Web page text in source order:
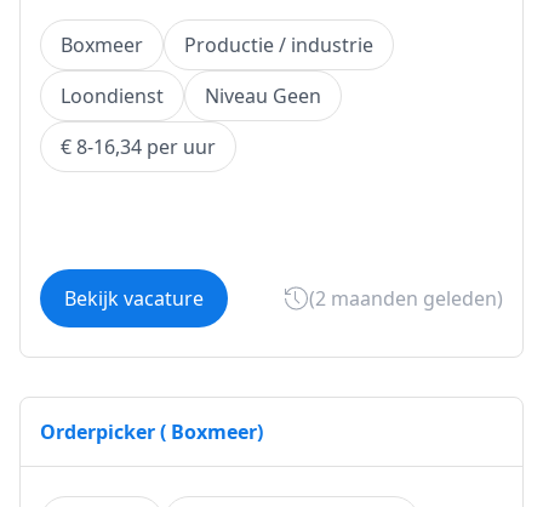
Boxmeer
Productie / industrie
Loondienst
Niveau Geen
€ 8-16,34 per uur
Bekijk vacature (2 maanden geleden)
Orderpicker ( Boxmeer)